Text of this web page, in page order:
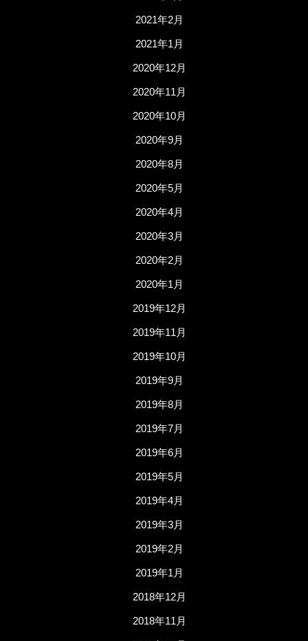
2021年2月
2021年1月
2020年12月
2020年11月
2020年10月
2020年9月
2020年8月
2020年5月
2020年4月
2020年3月
2020年2月
2020年1月
2019年12月
2019年11月
2019年10月
2019年9月
2019年8月
2019年7月
2019年6月
2019年5月
2019年4月
2019年3月
2019年2月
2019年1月
2018年12月
2018年11月